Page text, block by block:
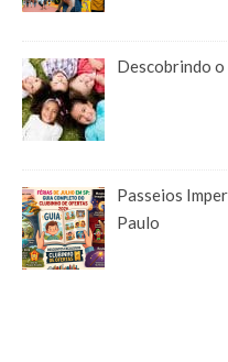
Descobrindo o
Passeios
Paulo